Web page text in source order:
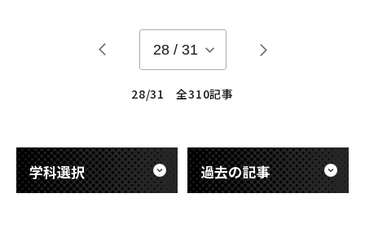
確認してみると・・・
28 / 31
28/31 全310記事
学科選択 過去の記事